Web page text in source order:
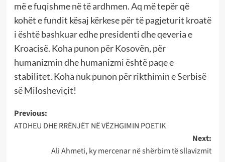
më e fuqishme në të ardhmen. Aq më tepër që
kohët e fundit kësaj kërkese për të pagjeturit kroatë
i është bashkuar edhe presidenti dhe qeveria e
Kroacisë. Koha punon për Kosovën, për
humanizmin dhe humanizmi është paqe e
stabilitet. Koha nuk punon për rikthimin e Serbisë
së Milosheviçit!
Post
navigation
Previous:
ATDHEU DHE RRËNJËT NË VËZHGIMIN POETIK
Next:
Ali Ahmeti, ky mercenar në shërbim të sllavizmit